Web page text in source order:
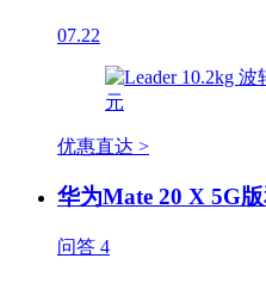
07.22
优惠直达 >
华为Mate 20 X 5G
问答 4